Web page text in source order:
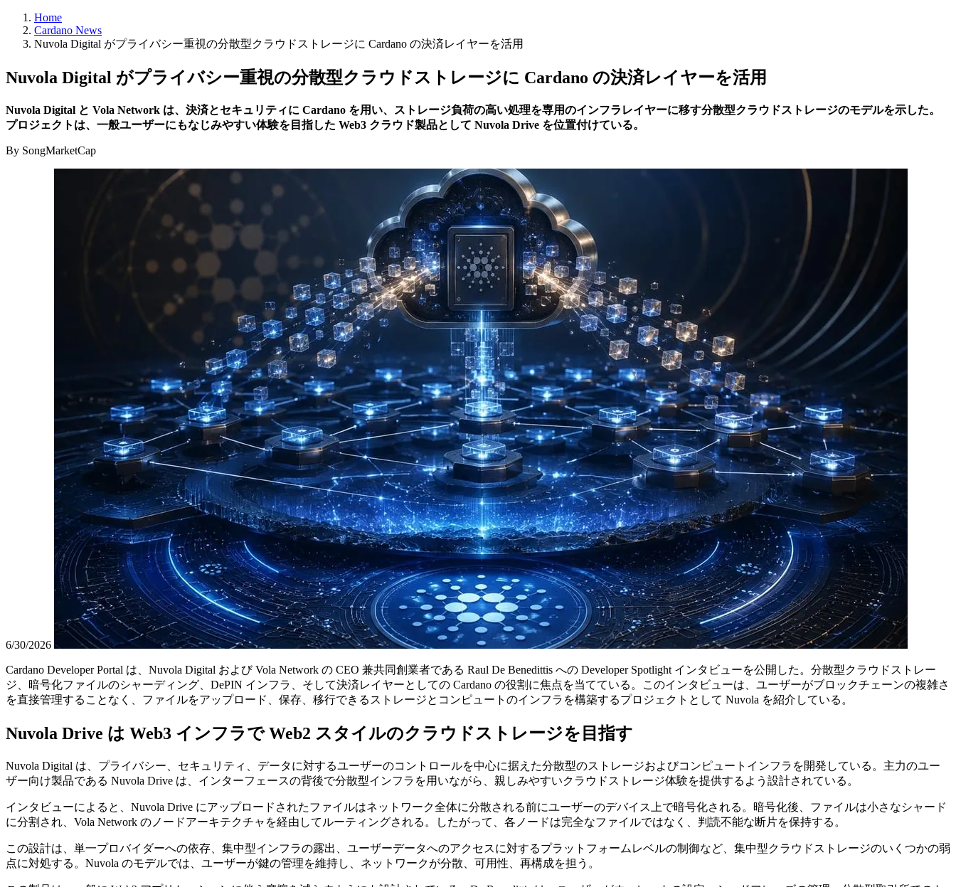
Home
Cardano News
Nuvola Digital がプライバシー重視の分散型クラウドストレージに Cardano の決済レイヤーを活用
Nuvola Digital がプライバシー重視の分散型クラウドストレージに Cardano の決済レイヤーを活用
Nuvola Digital と Vola Network は、決済とセキュリティに Cardano を用い、ストレージ負荷の高い処理を専用のインフラレイヤーに移す分散型クラウドストレージのモデルを示した。
プロジェクトは、一般ユーザーにもなじみやすい体験を目指した Web3 クラウド製品として Nuvola Drive を位置付けている。
By SongMarketCap
6/30/2026
Cardano Developer Portal は、Nuvola Digital および Vola Network の CEO 兼共同創業者である Raul De Benedittis への Developer Spotlight インタビューを公開した。分散型クラウドストレー
ジ、暗号化ファイルのシャーディング、DePIN インフラ、そして決済レイヤーとしての Cardano の役割に焦点を当てている。このインタビューは、ユーザーがブロックチェーンの複雑さ
を直接管理することなく、ファイルをアップロード、保存、移行できるストレージとコンピュートのインフラを構築するプロジェクトとして Nuvola を紹介している。
Nuvola Drive は Web3 インフラで Web2 スタイルのクラウドストレージを目指す
Nuvola Digital は、プライバシー、セキュリティ、データに対するユーザーのコントロールを中心に据えた分散型のストレージおよびコンピュートインフラを開発している。主力のユー
ザー向け製品である Nuvola Drive は、インターフェースの背後で分散型インフラを用いながら、親しみやすいクラウドストレージ体験を提供するよう設計されている。
インタビューによると、Nuvola Drive にアップロードされたファイルはネットワーク全体に分散される前にユーザーのデバイス上で暗号化される。暗号化後、ファイルは小さなシャード
に分割され、Vola Network のノードアーキテクチャを経由してルーティングされる。したがって、各ノードは完全なファイルではなく、判読不能な断片を保持する。
この設計は、単一プロバイダーへの依存、集中型インフラの露出、ユーザーデータへのアクセスに対するプラットフォームレベルの制御など、集中型クラウドストレージのいくつかの弱
点に対処する。Nuvola のモデルでは、ユーザーが鍵の管理を維持し、ネットワークが分散、可用性、再構成を担う。